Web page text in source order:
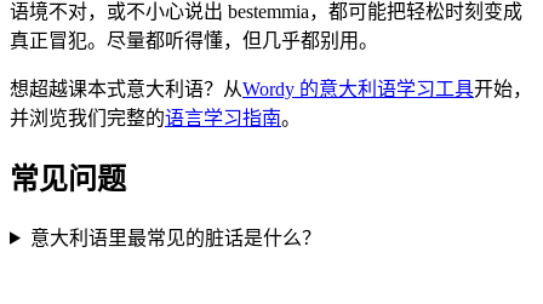
语境不对，或不小心说出 bestemmia，都可能把轻松时刻变成
真正冒犯。尽量都听得懂，但几乎都别用。
想超越课本式意大利语？从Wordy 的意大利语学习工具开始，
并浏览我们完整的语言学习指南。
常见问题
意大利语里最常见的脏话是什么？